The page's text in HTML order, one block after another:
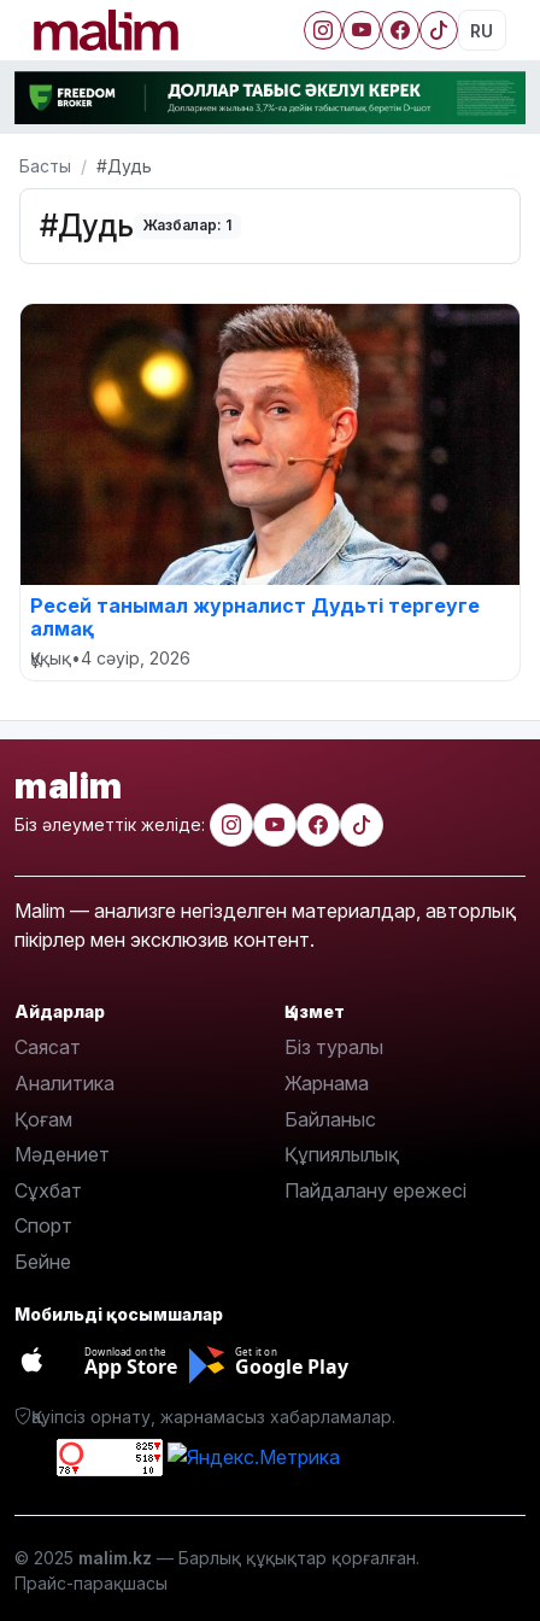
RU
Басты #Дудь
#Дудь Жазбалар: 1
Ресей танымал журналист Дудьті тергеуге
алмақ
Құқық•4 сәуір, 2026
malim
Біз әлеуметтік желіде:
Malim — анализге негізделген материалдар, авторлық
пікірлер мен эксклюзив контент.
Айдарлар
Саясат
Аналитика
Қоғам
Мәдениет
Сұхбат
Спорт
Бейне
Қызмет
Біз туралы
Жарнама
Байланыс
Құпиялылық
Пайдалану ережесі
Мобильді қосымшалар
Download on the
App Store
Get it on
Google Play
Қауіпсіз орнату, жарнамасыз хабарламалар.
© 2025 malim.kz — Барлық құқықтар қорғалған.
Прайс-парақшасы